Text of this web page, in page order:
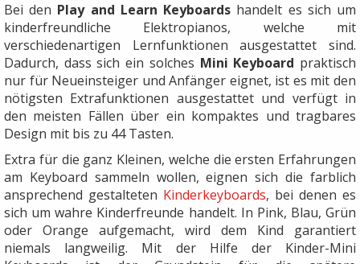
Bei den Play and Learn Keyboards handelt es sich um
kinderfreundliche Elektropianos, welche mit
verschiedenartigen Lernfunktionen ausgestattet sind.
Dadurch, dass sich ein solches Mini Keyboard praktisch
nur für Neueinsteiger und Anfänger eignet, ist es mit den
nötigsten Extrafunktionen ausgestattet und verfügt in
den meisten Fällen über ein kompaktes und tragbares
Design mit bis zu 44 Tasten.
Extra für die ganz Kleinen, welche die ersten Erfahrungen
am Keyboard sammeln wollen, eignen sich die farblich
ansprechend gestalteten Kinderkeyboards, bei denen es
sich um wahre Kinderfreunde handelt. In Pink, Blau, Grün
oder Orange aufgemacht, wird dem Kind garantiert
niemals langweilig. Mit der Hilfe der Kinder-Mini